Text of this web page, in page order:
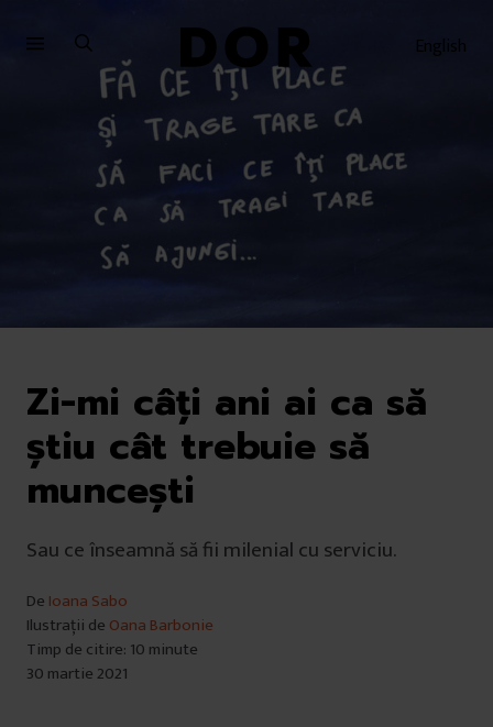
English
Zi-mi câți ani ai ca să
știu cât trebuie să
muncești
Sau ce înseamnă să fii milenial cu serviciu.
De Ioana Sabo
Ilustrații de Oana Barbonie
Timp de citire: 10 minute
30 martie 2021